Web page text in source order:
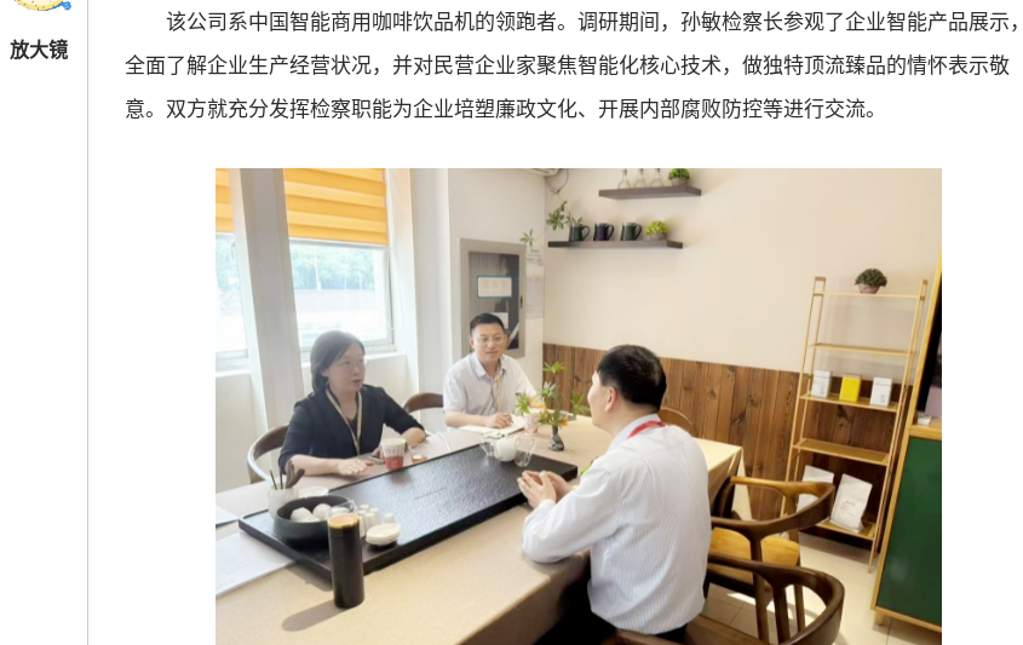
放大镜
该公司系中国智能商用咖啡饮品机的领跑者。调研期间，孙敏检察长参观了企业智能产品展示，
全面了解企业生产经营状况，并对民营企业家聚焦智能化核心技术，做独特顶流臻品的情怀表示敬
意。双方就充分发挥检察职能为企业培塑廉政文化、开展内部腐败防控等进行交流。